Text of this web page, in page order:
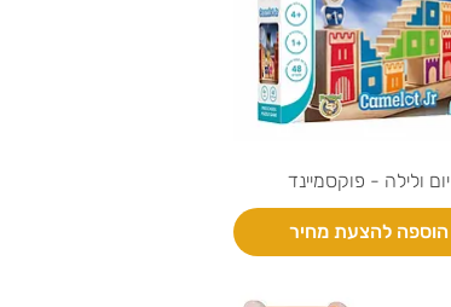
יום ולילה - פוקסמיינד
הוספה להצעת מחיר